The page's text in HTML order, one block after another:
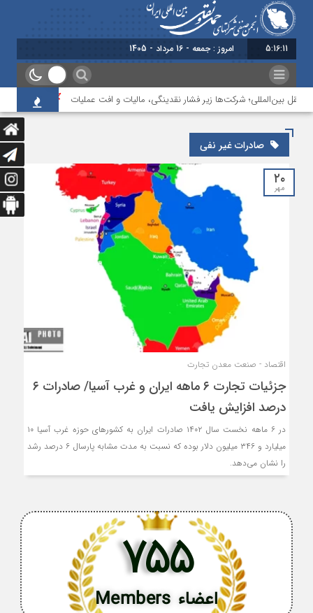
5:16:11 امروز : جمعه - 16 مرداد - 1405
بین‌المللی؛ شرکت‌ها زیر فشار نقدینگی، مالیات و افت عملیات بررسی
صادرات غیر نفی
۲۰
مهر
اقتصاد - صنعت معدن تجارت
جزئیات تجارت ۶ ماهه ایران و غرب آسیا/ صادرات ۶
درصد افزایش یافت
در ۶ ماهه نخست سال ۱۴۰۲ صادرات ایران به کشورهای حوزه غرب آسیا ۱۰
میلیارد و ۳۴۶ میلیون دلار بوده که نسبت به مدت مشابه پارسال ۶ درصد رشد
را نشان می‌دهد.
اعضاء Members
755